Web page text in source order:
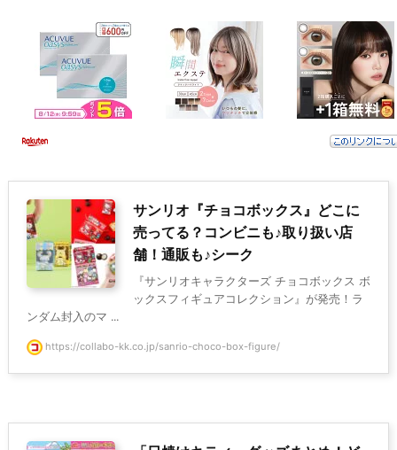
サンリオ『チョコボックス』どこに
売ってる？コンビニも♪取り扱い店
舗！通販も♪シーク
『サンリオキャラクターズ チョコボックス ボ
ックスフィギュアコレクション』が発売！ラ
ンダム封入のマ ...
https://collabo-kk.co.jp/sanrio-choco-box-figure/